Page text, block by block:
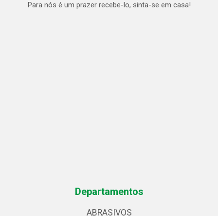
Para nós é um prazer recebe-lo, sinta-se em casa!
Departamentos
ABRASIVOS